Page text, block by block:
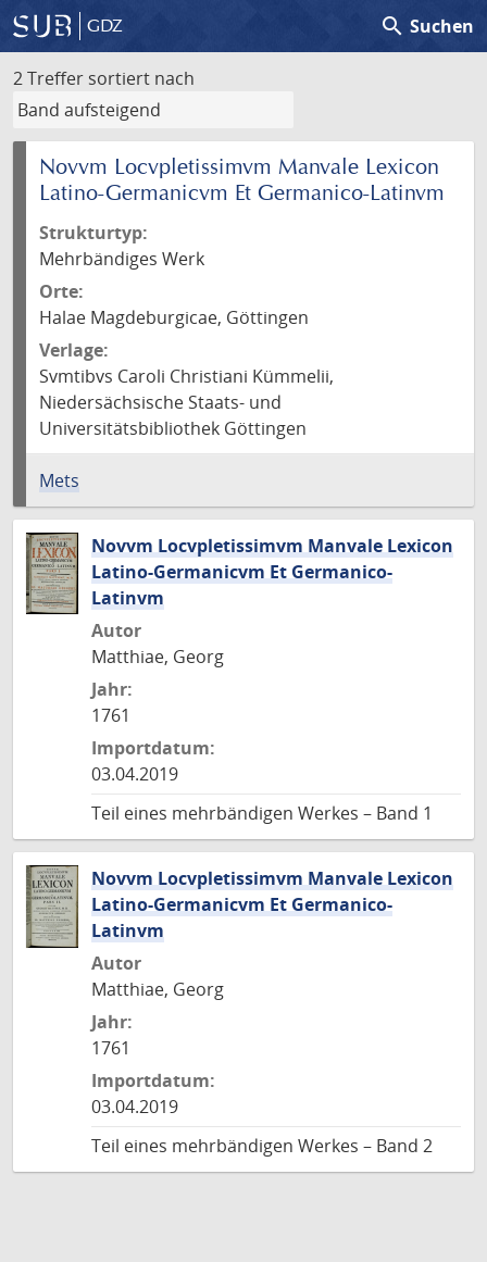
GDZ search Suchen
2 Treffer sortiert nach
Novvm Locvpletissimvm Manvale Lexicon
Latino-Germanicvm Et Germanico-Latinvm
Strukturtyp:
Mehrbändiges Werk
Orte:
Halae Magdeburgicae, Göttingen
Verlage:
Svmtibvs Caroli Christiani Kümmelii,
Niedersächsische Staats- und
Universitätsbibliothek Göttingen
Mets
Novvm Locvpletissimvm Manvale Lexicon
Latino-Germanicvm Et Germanico-
Latinvm
Autor
Matthiae, Georg
Jahr:
1761
Importdatum:
03.04.2019
Teil eines mehrbändigen Werkes – Band 1
Novvm Locvpletissimvm Manvale Lexicon
Latino-Germanicvm Et Germanico-
Latinvm
Autor
Matthiae, Georg
Jahr:
1761
Importdatum:
03.04.2019
Teil eines mehrbändigen Werkes – Band 2